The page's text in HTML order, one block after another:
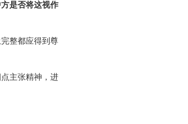
是否将这视作
整都应得到尊
主张精神，进